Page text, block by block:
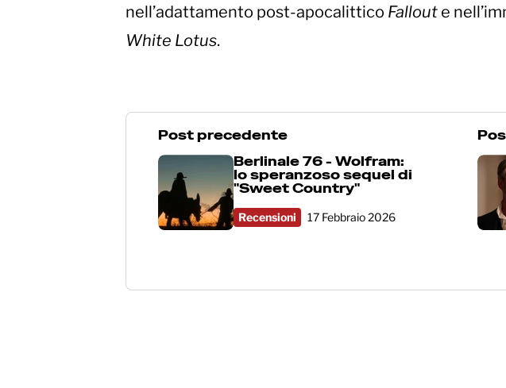
nell’adattamento post-apocalittico Fallout e
White Lotus.
Post precedente
Berlinale 76 - Wolfram:
lo speranzoso sequel di
"Sweet Country"
Recensioni 17 Febbraio 2026